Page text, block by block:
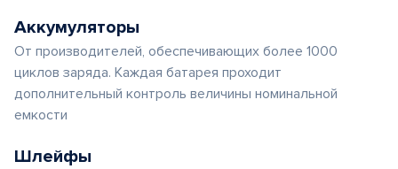
Аккумуляторы
От производителей, обеспечивающих более 1000
циклов заряда. Каждая батарея проходит
дополнительный контроль величины номинальной
емкости
Шлейфы